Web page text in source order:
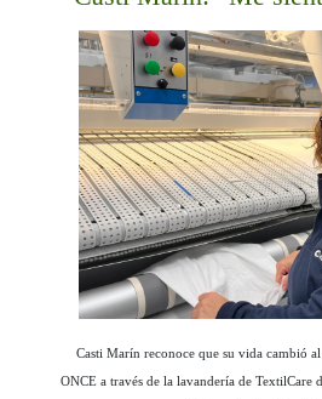
Casti Marín reconoce que su vida cambió
ONCE a través de la lavandería de TextilCare